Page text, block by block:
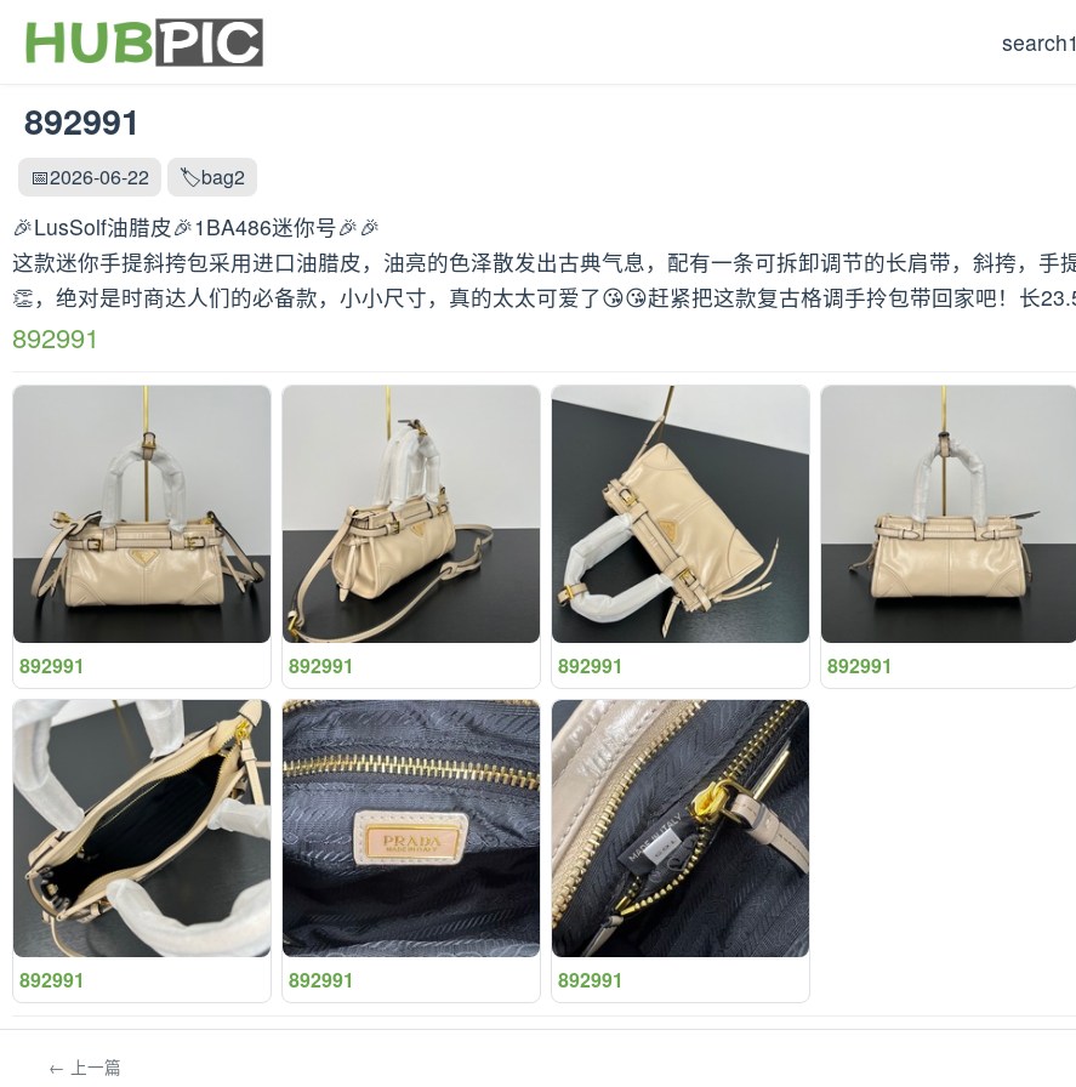
search1
892991
📅2026-06-22 🏷️bag2
🎉LusSolf油腊皮🎉1BA486迷你号🎉🎉
这款迷你手提斜挎包采用进口油腊皮，油亮的色泽散发出古典气息，配有一条可拆卸调节的长肩带，斜挎，
👏，绝对是时商达人们的必备款，小小尺寸，真的太太可爱了😘😘赶紧把这款复古格调手拎包带回家吧！长
892991
892991 892991 892991 892991
892991 892991 892991
← 上一篇